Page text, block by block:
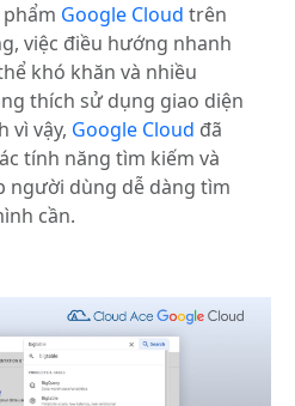
Google Cloud trên
việc điều hướng nhanh
khó khăn và nhiều
thích sử dụng giao diện
vì vậy, Google Cloud đã
tính năng tìm kiếm và
người dùng dễ dàng tìm
cần.